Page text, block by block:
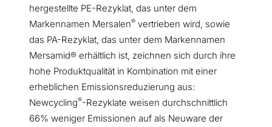
hergestellte PE-Rezyklat, das unter dem
Markennamen Mersalen® vertrieben wird, sowie
das PA-Rezyklat, das unter dem Markennamen
Mersamid® erhältlich ist, zeichnen sich durch ihre
hohe Produktqualität in Kombination mit einer
erheblichen Emissionsreduzierung aus:
Newcycling®-Rezyklate weisen durchschnittlich
66% weniger Emissionen auf als Neuware der